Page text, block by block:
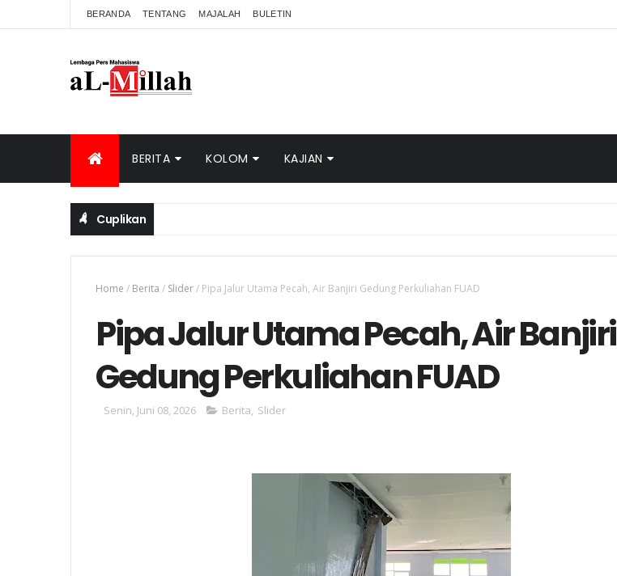
BERANDA TENTANG MAJALAH BULETIN
BERITA KOLOM KAJIAN
Cuplikan
Home / Berita / Slider/ Pipa Jalur Utama Pecah, Air Banjiri Gedung Perkuliahan FUAD
Pipa Jalur Utama Pecah, Air Banjiri
Gedung Perkuliahan FUAD
Senin, Juni 08, 2026 Berita, Slider